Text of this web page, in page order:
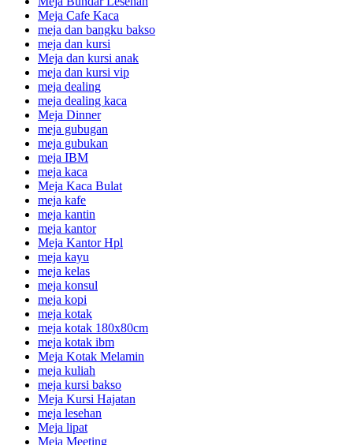
Meja Cafe Kaca
meja dan bangku bakso
meja dan kursi
Meja dan kursi anak
meja dan kursi vip
meja dealing
meja dealing kaca
Meja Dinner
meja gubugan
meja gubukan
meja IBM
meja kaca
Meja Kaca Bulat
meja kafe
meja kantin
meja kantor
Meja Kantor Hpl
meja kayu
meja kelas
meja konsul
meja kopi
meja kotak
meja kotak 180x80cm
meja kotak ibm
Meja Kotak Melamin
meja kuliah
meja kursi bakso
Meja Kursi Hajatan
meja lesehan
Meja lipat
Meja Meeting